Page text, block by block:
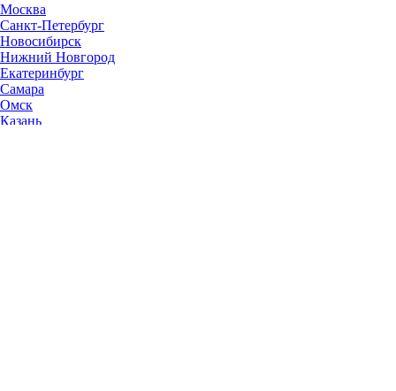
Москва
Санкт-Петербург
Новосибирск
Нижний Новгород
Екатеринбург
Самара
Омск
Казань